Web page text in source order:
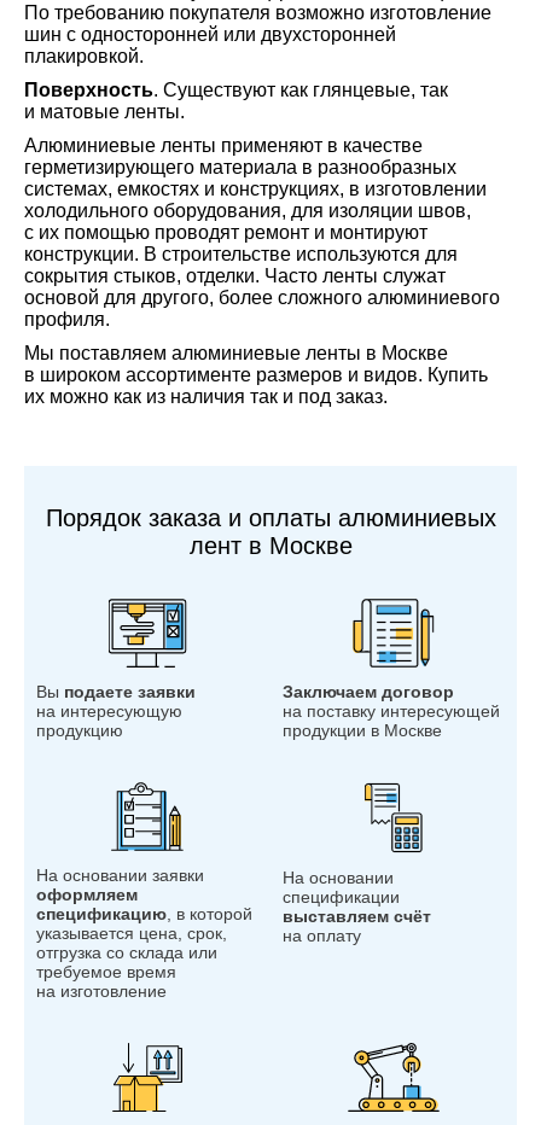
По требованию покупателя возможно изготовление
шин с односторонней или двухсторонней
плакировкой.
Поверхность. Существуют как глянцевые, так
и матовые ленты.
Алюминиевые ленты применяют в качестве
герметизирующего материала в разнообразных
системах, емкостях и конструкциях, в изготовлении
холодильного оборудования, для изоляции швов,
с их помощью проводят ремонт и монтируют
конструкции. В строительстве используются для
сокрытия стыков, отделки. Часто ленты служат
основой для другого, более сложного алюминиевого
профиля.
Мы поставляем алюминиевые ленты в Москве
в широком ассортименте размеров и видов. Купить
их можно как из наличия так и под заказ.
Порядок заказа и оплаты алюминиевых
лент в Москве
Вы подаете заявки
на интересующую
продукцию
Заключаем договор
на поставку интересующей
продукции в Москве
На основании заявки
оформляем
спецификацию , в которой
указывается цена, срок,
отгрузка со склада или
требуемое время
на изготовление
На основании
спецификации
выставляем счёт
на оплату